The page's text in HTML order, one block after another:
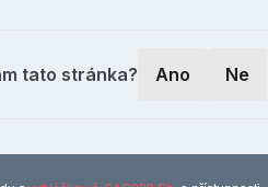
tato stránka? Ano Ne